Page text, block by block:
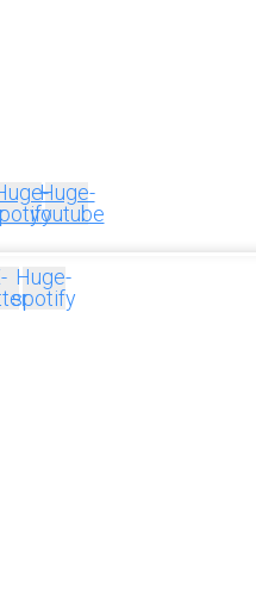
Huge-
youtube
Huge-
spotify